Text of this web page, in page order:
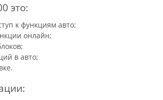
это:
к функциям авто;
онлайн;
в авто;